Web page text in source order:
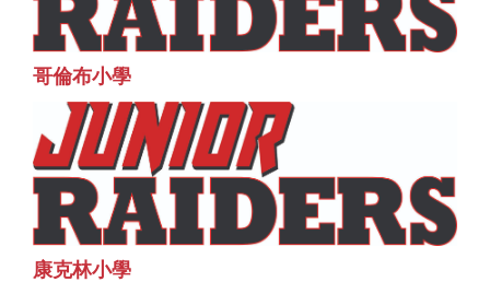
哥倫布小學
康克林小學